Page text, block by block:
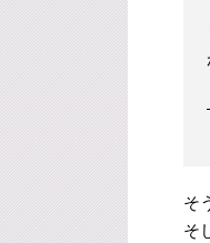
そ
そ